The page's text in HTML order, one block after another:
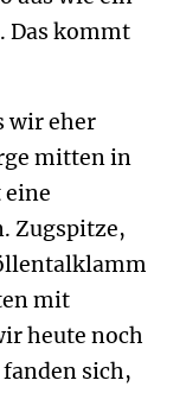
Das kommt
wir eher
mitten in
eine
Zugspitze,
mit
heute noch
sich,